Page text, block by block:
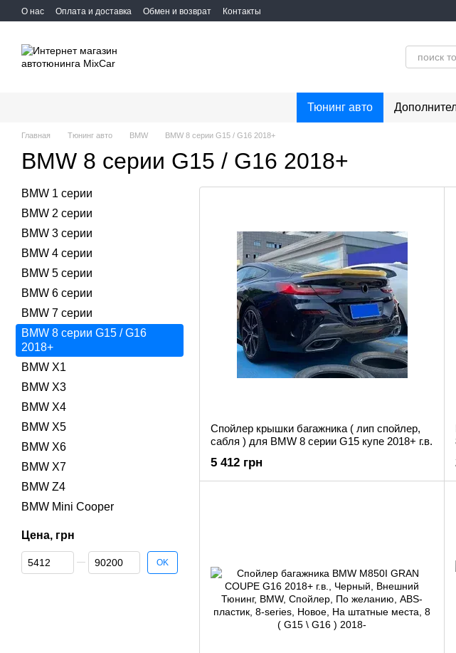
Перейти к основному контенту
О нас Оплата и доставка Обмен и возврат Контакты
Тюнинг авто
Главная Тюнинг авто BMW BMW 8 серии G15 / G16 2018+
BMW 8 серии G15 / G16 2018+
Спойлер крышки багажника ( лип спойлер,
сабля ) для BMW 8 серии G15 купе 2018+ г.в.
5 412 грн
BMW 1 серии
BMW 2 серии
BMW 3 серии
BMW 4 серии
BMW 5 серии
BMW 6 серии
BMW 7 серии
BMW 8 серии G15 / G16
2018+
BMW X1
BMW X3
BMW X4
BMW X5
BMW X6
BMW X7
BMW Z4
BMW Mini Cooper
Цена, грн
От Цена, грн
До Цена, грн OK